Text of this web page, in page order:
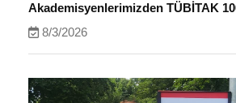
Akademisyenlerimizden TÜBİTAK
8/3/2026